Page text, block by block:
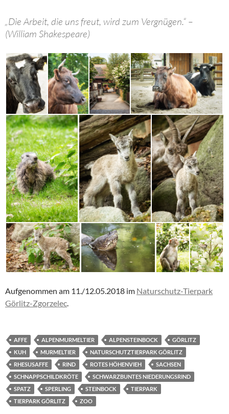
„Die Arbeit, die uns freut, wird zum Vergnügen.“ –
(William Shakespeare)
Aufgenommen am 11./12.05.2018 im Naturschutz-Tierpark
Görlitz-Zgorzelec.
AFFE ALPENMURMELTIER ALPENSTEINBOCK
GÖRLITZ
KUH
MURMELTIER
NATURSCHUTZTIERPARK GÖRLITZ
RHESUSAFFE
RIND ROTES HÖHENVIEH
SACHSEN
SCHNAPPSCHILDKRÖTE
SCHWARZBUNTES NIEDERUNGSRIND
SPATZ
SPERLING STEINBOCK
TIERPARK
TIERPARK GÖRLITZ
ZOO